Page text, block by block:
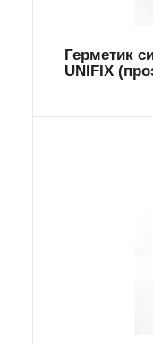
Герметик
UNIFIX